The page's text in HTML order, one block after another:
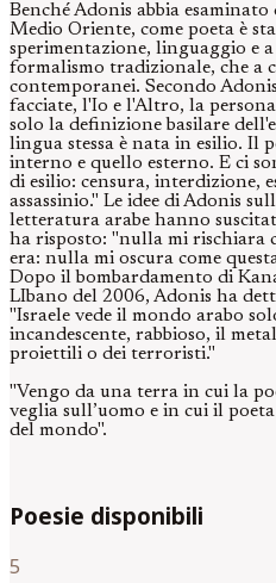
Benché Adonis abbia
Medio Oriente, come poeta è
sperimentazione, linguaggio e
formalismo tradizionale, che a
contemporanei. Secondo
facciate, l'Io e l'Altro, la
solo la definizione basilare
lingua stessa è nata in esilio. Il
interno e quello esterno. E ci
di esilio: censura, interdizione,
assassinio." Le idee di Adonis
letteratura arabe hanno
ha risposto: "nulla mi rischiara
era: nulla mi oscura come
Dopo il bombardamento di
LIbano del 2006, Adonis ha
"Israele vede il mondo arabo
incandescente, rabbioso, il
proiettili o dei terroristi."
"Vengo da una terra in cui la
veglia sull’uomo e in cui il
del mondo".
Poesie disponibili
5